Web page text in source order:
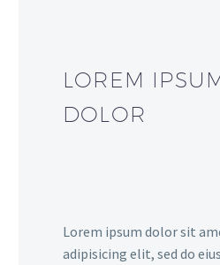
LOREM
DOLOR
Lorem ipsum dolor sit
adipisicing elit, sed do